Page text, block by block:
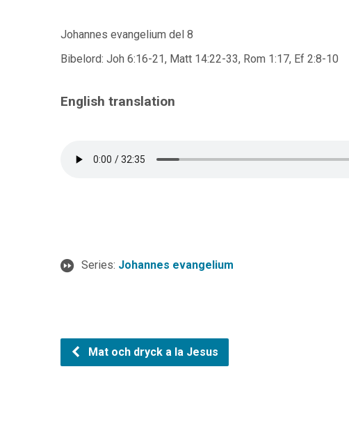
Johannes evangelium del 8
Bibelord: Joh 6:16-21, Matt 14:22-33, Rom 1:17, Ef 2:8-10
English translation
Series: Johannes evangelium
Mat och dryck a la Jesus